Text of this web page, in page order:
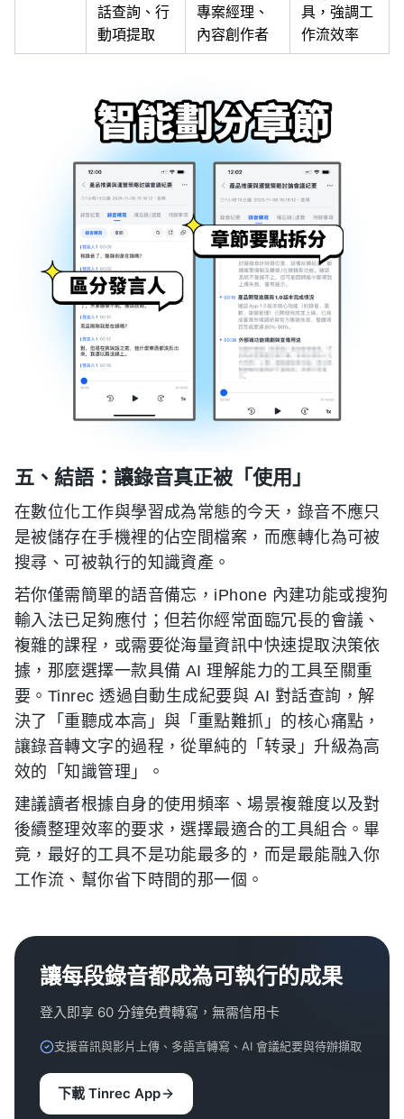
話查詢、行
動項提取
專案經理、
內容創作者
具，強調工
作流效率
五、結語：讓錄音真正被「使用」
在數位化工作與學習成為常態的今天，錄音不應只
是被儲存在手機裡的佔空間檔案，而應轉化為可被
搜尋、可被執行的知識資產。
若你僅需簡單的語音備忘，iPhone 內建功能或搜狗
輸入法已足夠應付；但若你經常面臨冗長的會議、
複雜的課程，或需要從海量資訊中快速提取決策依
據，那麼選擇一款具備 AI 理解能力的工具至關重
要。Tinrec 透過自動生成紀要與 AI 對話查詢，解
決了「重聽成本高」與「重點難抓」的核心痛點，
讓錄音轉文字的過程，從單純的「转录」升級為高
效的「知識管理」。
建議讀者根據自身的使用頻率、場景複雜度以及對
後續整理效率的要求，選擇最適合的工具組合。畢
竟，最好的工具不是功能最多的，而是最能融入你
工作流、幫你省下時間的那一個。
讓每段錄音都成為可執行的成果
登入即享 60 分鐘免費轉寫，無需信用卡
支援音訊與影片上傳、多語言轉寫、AI 會議紀要與待辦擷取
下載 Tinrec App